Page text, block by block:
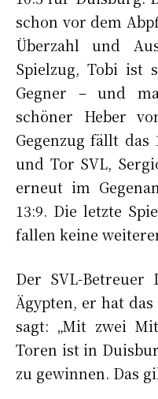
schon vor dem
Überzahl und
Spielzug, Tobi ist
Gegner – und
schöner Heber
Gegenzug fällt das
und Tor SVL,
erneut im
13:9. Die letzte
fallen keine
Der SVL-
Ägypten, er hat
sagt: „Mit zwei
Toren ist in
zu gewinnen. Das